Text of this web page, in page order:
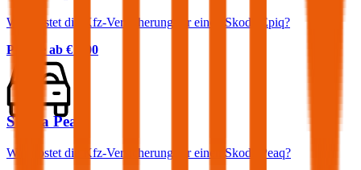
Was kostet die Kfz-Versicherung für einen Skoda Epiq?
Prämie ab € 0,00
Skoda Peaq
Was kostet die Kfz-Versicherung für einen Skoda Peaq?